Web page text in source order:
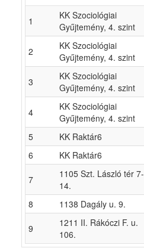
1
KK Szociológiai
Gyűjtemény, 4. szint
2
KK Szociológiai
Gyűjtemény, 4. szint
3
KK Szociológiai
Gyűjtemény, 4. szint
4
KK Szociológiai
Gyűjtemény, 4. szint
5
KK Raktár6
6
KK Raktár6
7
1105 Szt. László tér 7-
14.
8 1138 Dagály u. 9.
9
1211 II. Rákóczi F. u.
106.